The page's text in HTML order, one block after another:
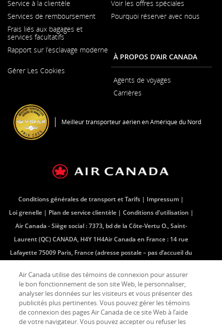
préférences
Service à la clientèle
dans
une
nouvelle
Services de remboursement
Frais liés aux bagages et
services facultatifs
Rapport sur l’esclavage moderne
dans
Gérer Les Cookies
Voir les offres spéciales
Pourquoi réserver avec nous
À PROPOS D'AIR CANADA
Agents de voyages
Carrières
nouvelle
Meilleur transporteur aérien en Amérique du Nord
Conditions générales de transport et Tarifs
Impressum
Loi grenelle
Plan de service clientèle
Conditions d'utilisation
Air Canada - Siège social : 7373, bd de la Côte-Vertu O., Saint-
Laurent (QC) CANADA, H4Y 1H4Air Canada en France : 14 rue
Lafayette 75009 Paris, France (adresse postale – pas d’accueil du
Air Canada en France : 14 rue Lafayette 75009 Paris, France
(adresse postale â pas dâ accueil du public)
Air Canada utilise des témoins de connexion pour assurer
le bon fonctionnement de son site Web, le personnaliser,
analyser les données sur les visiteurs et vous présenter des
publicités plus pertinentes. Vous pouvez gérer les témoins
de connexion des pages Air Canada de ce site Web à l’aide
de votre navigateur. Vous pouvez accepter ou refuser les